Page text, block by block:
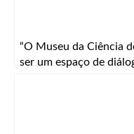
“O Museu da Ciência
ser um espaço de